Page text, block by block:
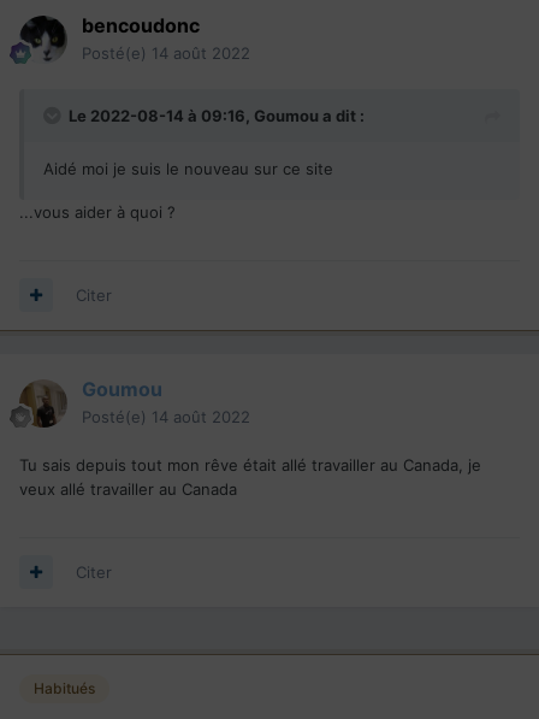
bencoudonc
Posté(e) 14 août 2022
Le 2022-08-14 à 09:16, Goumou a dit :
Aidé moi je suis le nouveau sur ce site
...vous aider à quoi ?
Citer
Goumou
Posté(e) 14 août 2022
Tu sais depuis tout mon rêve était allé travailler au Canada, je
veux allé travailler au Canada
Citer
Habitués